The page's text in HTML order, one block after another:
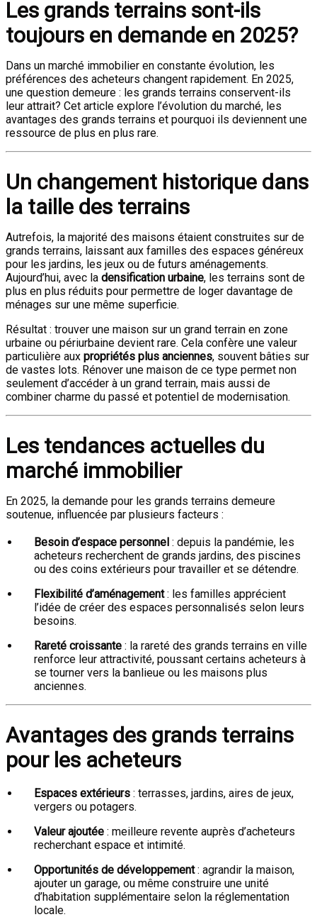
Les grands terrains sont-ils
toujours en demande en 2025?
Dans un marché immobilier en constante évolution, les
préférences des acheteurs changent rapidement. En 2025,
une question demeure : les grands terrains conservent-ils
leur attrait? Cet article explore l’évolution du marché, les
avantages des grands terrains et pourquoi ils deviennent une
ressource de plus en plus rare.
Un changement historique dans
la taille des terrains
Autrefois, la majorité des maisons étaient construites sur de
grands terrains, laissant aux familles des espaces généreux
pour les jardins, les jeux ou de futurs aménagements.
Aujourd’hui, avec la densification urbaine, les terrains sont de
plus en plus réduits pour permettre de loger davantage de
ménages sur une même superficie.
Résultat : trouver une maison sur un grand terrain en zone
urbaine ou périurbaine devient rare. Cela confère une valeur
particulière aux propriétés plus anciennes, souvent bâties sur
de vastes lots. Rénover une maison de ce type permet non
seulement d’accéder à un grand terrain, mais aussi de
combiner charme du passé et potentiel de modernisation.
Les tendances actuelles du
marché immobilier
En 2025, la demande pour les grands terrains demeure
soutenue, influencée par plusieurs facteurs :
Besoin d’espace personnel : depuis la pandémie, les
acheteurs recherchent de grands jardins, des piscines
ou des coins extérieurs pour travailler et se détendre.
Flexibilité d’aménagement: les familles apprécient
l’idée de créer des espaces personnalisés selon leurs
besoins.
Rareté croissante : la rareté des grands terrains en ville
renforce leur attractivité, poussant certains acheteurs à
se tourner vers la banlieue ou les maisons plus
anciennes.
Avantages des grands terrains
pour les acheteurs
Espaces extérieurs : terrasses, jardins, aires de jeux,
vergers ou potagers.
Valeur ajoutée : meilleure revente auprès d’acheteurs
recherchant espace et intimité.
Opportunités de développement: agrandir la maison,
ajouter un garage, ou même construire une unité
d’habitation supplémentaire selon la réglementation
locale.